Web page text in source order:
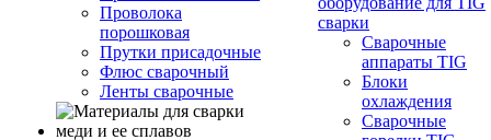
Проволока
порошковая
Прутки присадочные
Флюс сварочный
Ленты сварочные
сварки
Сварочные
аппараты TIG
Блоки
охлаждения
Сварочные